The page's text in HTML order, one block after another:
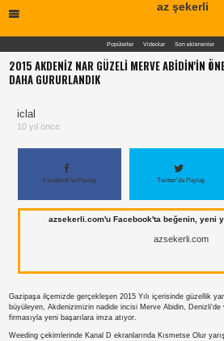
az şekerli
Popülerler Videolar Son eklenenler
2015 AKDENİZ NAR GÜZELİ MERVE ABİDİN'İN
DAHA GURURLANDIK
iclal
10 yıl önce
Facebook'ta Paylaş Twitter'da Paylaş
azsekerli.com'u Facebook'ta beğenin, yeni
azsekerli.com
Gazipaşa ilçemizde gerçekleşen 2015 Yılı içerisinde güzellik
büyüleyen, Akdenizimizin nadide incisi Merve Abidin,
firmasıyla yeni başarılara imza atıyor.
Weeding çekimlerinde Kanal D ekranlarında Kısmetse Olur